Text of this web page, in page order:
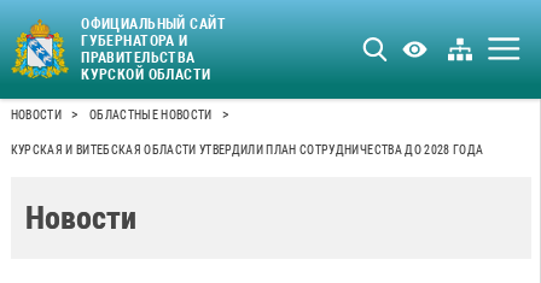
ОФИЦИАЛЬНЫЙ САЙТ
ГУБЕРНАТОРА И
ПРАВИТЕЛЬСТВА
КУРСКОЙ ОБЛАСТИ
НОВОСТИ > ОБЛАСТНЫЕ НОВОСТИ >
КУРСКАЯ И ВИТЕБСКАЯ ОБЛАСТИ УТВЕРДИЛИ ПЛАН СОТРУДНИЧЕСТВА ДО 2028 ГОДА
Новости